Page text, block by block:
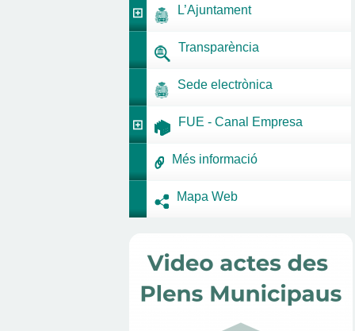
L’Ajuntament
Transparència
Sede electrònica
FUE - Canal Empresa
Més informació
Mapa Web